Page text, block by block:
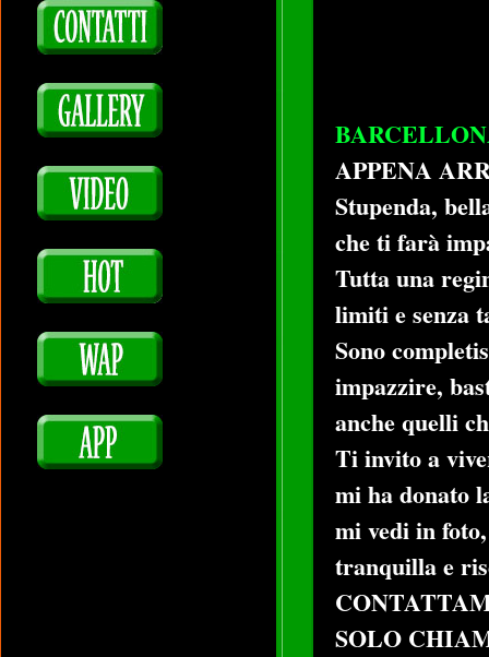
APPENA
Stupenda,
che ti farà
Tutta una
limiti e senza
Sono
impazzire,
anche quelli
Ti invito a
mi ha donato
mi vedi in
tranquilla e
SOLO